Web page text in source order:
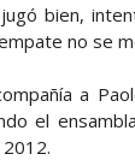
bien,
no se
a
el